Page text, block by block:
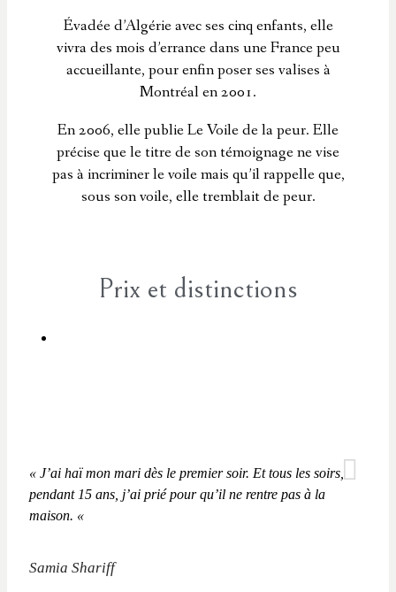
Évadée d’Algérie avec ses cinq enfants, elle
vivra des mois d’errance dans une France peu
accueillante, pour enfin poser ses valises à
Montréal en 2001.
En 2006, elle publie Le Voile de la peur. Elle
précise que le titre de son témoignage ne vise
pas à incriminer le voile mais qu’il rappelle que,
sous son voile, elle tremblait de peur.
Prix et distinctions
« J’ai haï mon mari dès le premier soir. Et tous les soirs,
pendant 15 ans, j’ai prié pour qu’il ne rentre pas à la
maison. «
Samia Shariff